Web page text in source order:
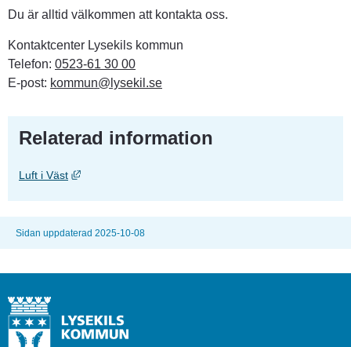
Du är alltid välkommen att kontakta oss.
Kontaktcenter Lysekils kommun
Telefon: 0523-61 30 00
E-post: kommun@lysekil.se
Relaterad information
Luft i Väst Länk till annan webbplats, öppnas i nytt fönster.
Sidan uppdaterad 2025-10-08